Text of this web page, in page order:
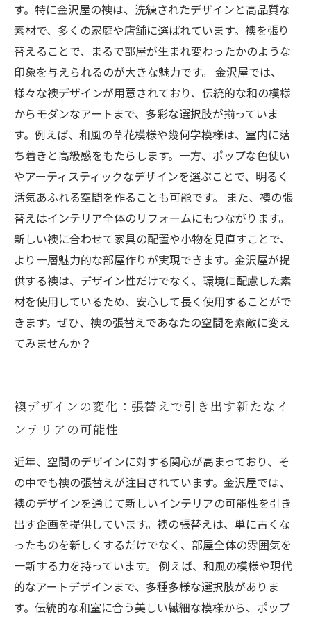
す。特に金沢屋の襖は、洗練されたデザインと高品質な
素材で、多くの家庭や店舗に選ばれています。襖を張り
替えることで、まるで部屋が生まれ変わったかのような
印象を与えられるのが大きな魅力です。 金沢屋では、
様々な襖デザインが用意されており、伝統的な和の模様
からモダンなアートまで、多彩な選択肢が揃っていま
す。例えば、和風の草花模様や幾何学模様は、室内に落
ち着きと高級感をもたらします。一方、ポップな色使い
やアーティスティックなデザインを選ぶことで、明るく
活気あふれる空間を作ることも可能です。 また、襖の張
替えはインテリア全体のリフォームにもつながります。
新しい襖に合わせて家具の配置や小物を見直すことで、
より一層魅力的な部屋作りが実現できます。金沢屋が提
供する襖は、デザイン性だけでなく、環境に配慮した素
材を使用しているため、安心して長く使用することがで
きます。ぜひ、襖の張替えであなたの空間を素敵に変え
てみませんか？
襖デザインの変化：張替えで引き出す新たなイ
ンテリアの可能性
近年、空間のデザインに対する関心が高まっており、そ
の中でも襖の張替えが注目されています。金沢屋では、
襖のデザインを通じて新しいインテリアの可能性を引き
出す企画を提供しています。襖の張替えは、単に古くな
ったものを新しくするだけでなく、部屋全体の雰囲気を
一新する力を持っています。 例えば、和風の模様や現代
的なアートデザインまで、多種多様な選択肢がありま
す。伝統的な和室に合う美しい繊細な模様から、ポップ